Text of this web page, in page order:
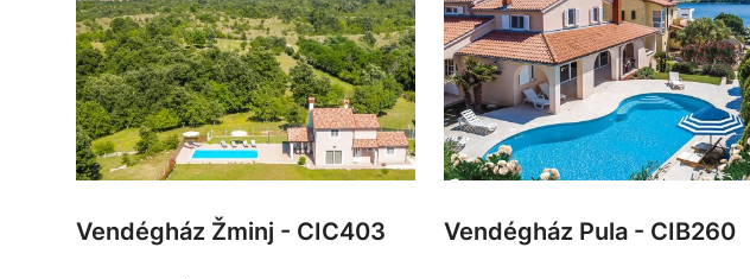
Vendégház Žminj - CIC403 Vendégház Pula - CIB260